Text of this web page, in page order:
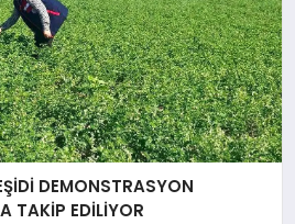
DEMONSTRASYON
TAKİP EDİLİYOR